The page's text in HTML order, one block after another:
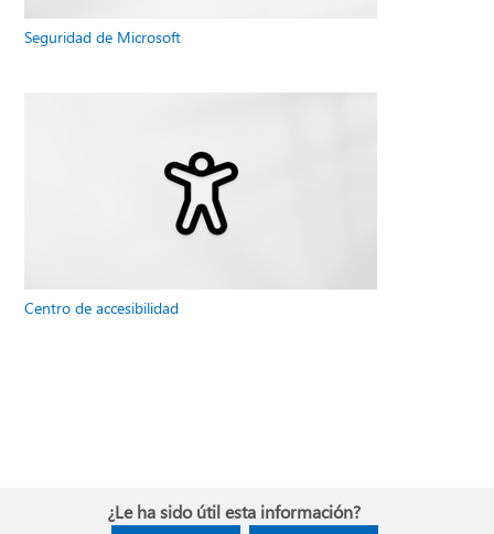
Seguridad de Microsoft
Centro de accesibilidad
¿Le ha sido útil esta información?